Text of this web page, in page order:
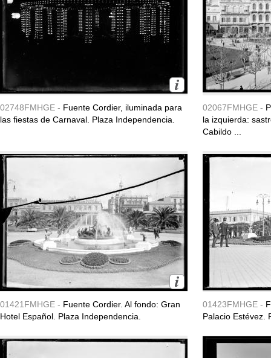
02748FMHGE - Fuente Cordier, iluminada para
las fiestas de Carnaval. Plaza Independencia.
02067FMHGE -
la izquierda:
Cabildo ...
01421FMHGE - Fuente Cordier. Al fondo: Gran
Hotel Español. Plaza Independencia.
01423FMHGE -
Palacio Estévez.